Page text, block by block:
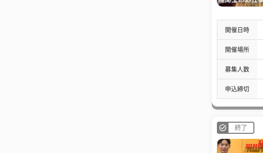
開催日時
開催場所
募集人数
申込締切
終了